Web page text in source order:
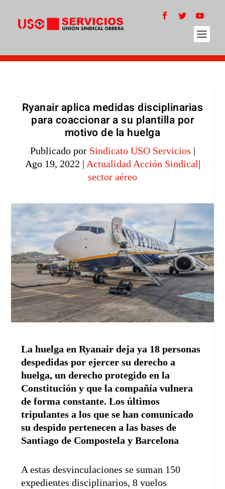
Ryanair aplica medidas disciplinarias
para coaccionar a su plantilla por
motivo de la huelga
Publicado por Sindicato USO Servicios |
Ago 19, 2022 | Actualidad Acción Sindical|
sector aéreo
La huelga en Ryanair deja ya 18 personas
despedidas por ejercer su derecho a
huelga, un derecho protegido en la
Constitución y que la compañía vulnera
de forma constante. Los últimos
tripulantes a los que se han comunicado
su despido pertenecen a las bases de
Santiago de Compostela y Barcelona
A estas desvinculaciones se suman 150
expedientes disciplinarios, 8 vuelos